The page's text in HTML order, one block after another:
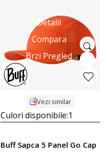
Detalii
Compara
Brzi Pregled
Vezi similar
Culori disponibile:1
Buff Sapca 5 Panel Go Cap